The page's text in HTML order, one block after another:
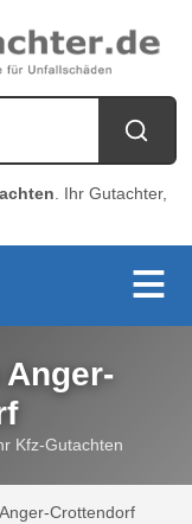
. Ihr Gutachter,
Kfz-Gutachten
Crottendorf